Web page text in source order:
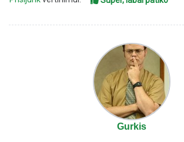
Gurkis